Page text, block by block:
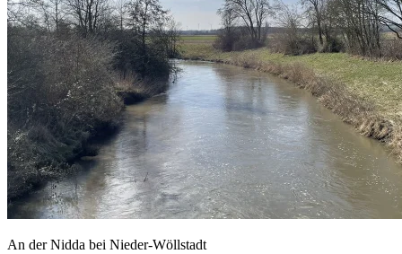
An der Nidda bei Nieder-Wöllstadt